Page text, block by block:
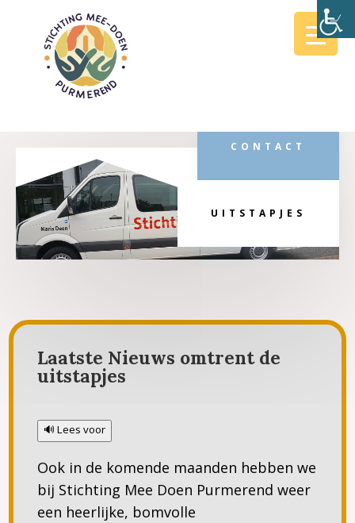
CONTACT
UITSTAPJES
Laatste Nieuws omtrent de
uitstapjes
🔊 Lees voor
Ook in de komende maanden hebben we
bij Stichting Mee Doen Purmerend weer
een heerlijke, bomvolle